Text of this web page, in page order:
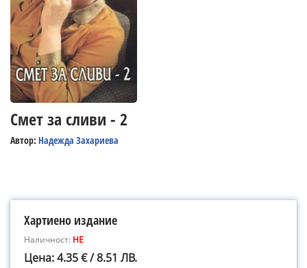
Смет за сливи - 2
Автор: Надежда Захариева
Хартиено издание
Наличност: НЕ
Цена: 4.35 € / 8.51 ЛВ.